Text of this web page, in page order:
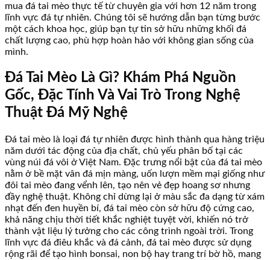
mua đá tai mèo thực tế từ chuyên gia với hơn 12 năm trong
lĩnh vực đá tự nhiên. Chúng tôi sẽ hướng dẫn bạn từng bước
một cách khoa học, giúp bạn tự tin sở hữu những khối đá
chất lượng cao, phù hợp hoàn hảo với không gian sống của
mình.
Đá Tai Mèo Là Gì? Khám Phá Nguồn
Gốc, Đặc Tính Và Vai Trò Trong Nghệ
Thuật Đá Mỹ Nghệ
Đá tai mèo là loại đá tự nhiên được hình thành qua hàng triệu
năm dưới tác động của địa chất, chủ yếu phân bố tại các
vùng núi đá vôi ở Việt Nam. Đặc trưng nổi bật của đá tai mèo
nằm ở bề mặt vân đá mịn màng, uốn lượn mềm mại giống như
đôi tai mèo đang vểnh lên, tạo nên vẻ đẹp hoang sơ nhưng
đầy nghệ thuật. Không chỉ dừng lại ở màu sắc đa dạng từ xám
nhạt đến đen huyền bí, đá tai mèo còn sở hữu độ cứng cao,
khả năng chịu thời tiết khắc nghiệt tuyệt vời, khiến nó trở
thành vật liệu lý tưởng cho các công trình ngoài trời. Trong
lĩnh vực đá điêu khắc và đá cảnh, đá tai mèo được sử dụng
rộng rãi để tạo hình bonsai, non bộ hay trang trí bờ hồ, mang